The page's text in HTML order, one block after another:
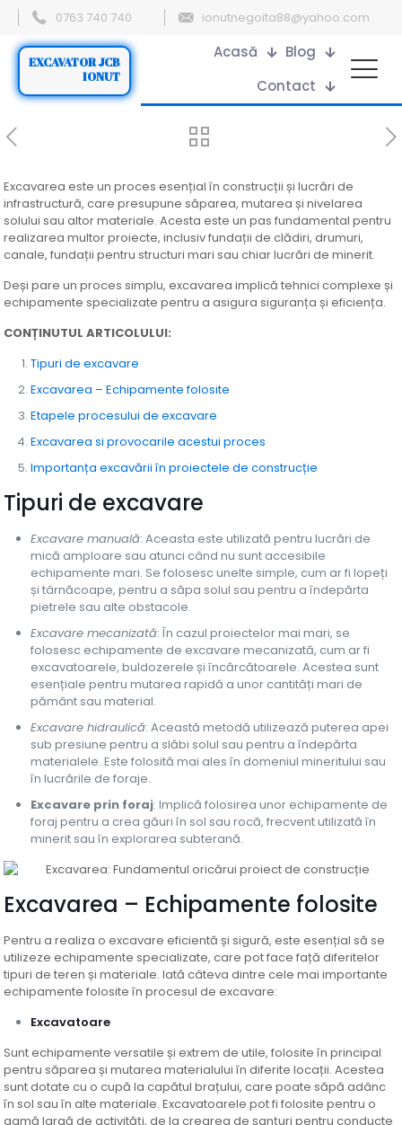
0763 740 740 ionutnegoita88@yahoo.com
EXCAVATOR JCB
IONUT
Acasă
Blog
Contact
Excavarea este un proces esențial în construcții și lucrări de
infrastructură, care presupune săparea, mutarea și nivelarea
solului sau altor materiale. Acesta este un pas fundamental pentru
realizarea multor proiecte, inclusiv fundații de clădiri, drumuri,
canale, fundații pentru structuri mari sau chiar lucrări de minerit.
Deși pare un proces simplu, excavarea implică tehnici complexe și
echipamente specializate pentru a asigura siguranța și eficiența.
CONȚINUTUL ARTICOLULUI:
Tipuri de excavare
Excavarea – Echipamente folosite
Etapele procesului de excavare
Excavarea si provocarile acestui proces
Importanța excavării în proiectele de construcție
Tipuri de excavare
Excavare manuală: Aceasta este utilizată pentru lucrări de
mică amploare sau atunci când nu sunt accesibile
echipamente mari. Se folosesc unelte simple, cum ar fi lopeți
și târnăcoape, pentru a săpa solul sau pentru a îndepărta
pietrele sau alte obstacole.
Excavare mecanizată: În cazul proiectelor mai mari, se
folosesc echipamente de excavare mecanizată, cum ar fi
excavatoarele, buldozerele și încărcătoarele. Acestea sunt
esențiale pentru mutarea rapidă a unor cantități mari de
pământ sau material.
Excavare hidraulică: Această metodă utilizează puterea apei
sub presiune pentru a slăbi solul sau pentru a îndepărta
materialele. Este folosită mai ales în domeniul mineritului sau
în lucrările de foraje.
Excavare prin foraj: Implică folosirea unor echipamente de
foraj pentru a crea găuri în sol sau rocă, frecvent utilizată în
minerit sau în explorarea subterană.
Excavarea – Echipamente folosite
Pentru a realiza o excavare eficientă și sigură, este esențial să se
utilizeze echipamente specializate, care pot face față diferitelor
tipuri de teren și materiale. Iată câteva dintre cele mai importante
echipamente folosite în procesul de excavare:
Excavatoare
Sunt echipamente versatile și extrem de utile, folosite în principal
pentru săparea și mutarea materialului în diferite locații. Acestea
sunt dotate cu o cupă la capătul brațului, care poate săpă adânc
în sol sau în alte materiale. Excavatoarele pot fi folosite pentru o
gamă largă de activități, de la crearea de șanțuri pentru conducte